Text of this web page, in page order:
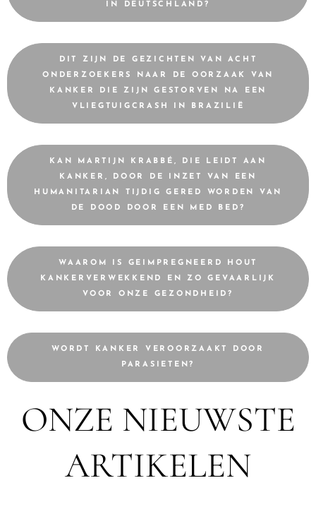
IN DEUTSCHLAND?
DIT ZIJN DE GEZICHTEN VAN ACHT
ONDERZOEKERS NAAR DE OORZAAK VAN
KANKER DIE ZIJN GESTORVEN NA EEN
VLIEGTUIGCRASH IN BRAZILIË
KAN MARTIJN KRABBÉ, DIE LEIDT AAN
KANKER, DOOR DE INZET VAN EEN
HUMANITARIAN TIJDIG GERED WORDEN VAN
DE DOOD DOOR EEN MED BED?
WAAROM IS GEIMPREGNEERD HOUT
KANKERVERWEKKEND EN ZO GEVAARLIJK
VOOR ONZE GEZONDHEID?
WORDT KANKER VEROORZAAKT DOOR
PARASIETEN?
ONZE NIEUWSTE
ARTIKELEN